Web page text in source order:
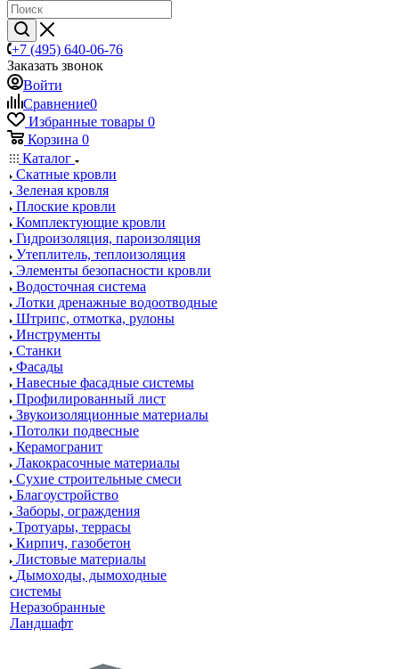
+7 (495) 640-06-76
Заказать звонок
Войти
Сравнение0
Избранные товары 0
Корзина 0
Каталог
Скатные кровли
Зеленая кровля
Плоские кровли
Комплектующие кровли
Гидроизоляция, пароизоляция
Утеплитель, теплоизоляция
Элементы безопасности кровли
Водосточная система
Лотки дренажные водоотводные
Штрипс, отмотка, рулоны
Инструменты
Станки
Фасады
Навесные фасадные системы
Профилированный лист
Звукоизоляционные материалы
Потолки подвесные
Керамогранит
Лакокрасочные материалы
Сухие строительные смеси
Благоустройство
Заборы, ограждения
Тротуары, террасы
Кирпич, газобетон
Листовые материалы
Дымоходы, дымоходные
системы
Неразобранные
Ландшафт